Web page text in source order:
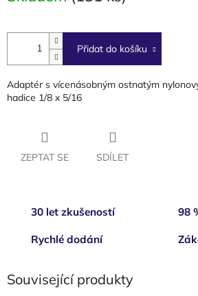
Přidat do košíku
Adaptér s vícenásobným ostnatým
hadice 1/8 x 5/16
ZEPTAT SE SDÍLET
30 let zkušeností 98
Rychlé dodání
Související produkty